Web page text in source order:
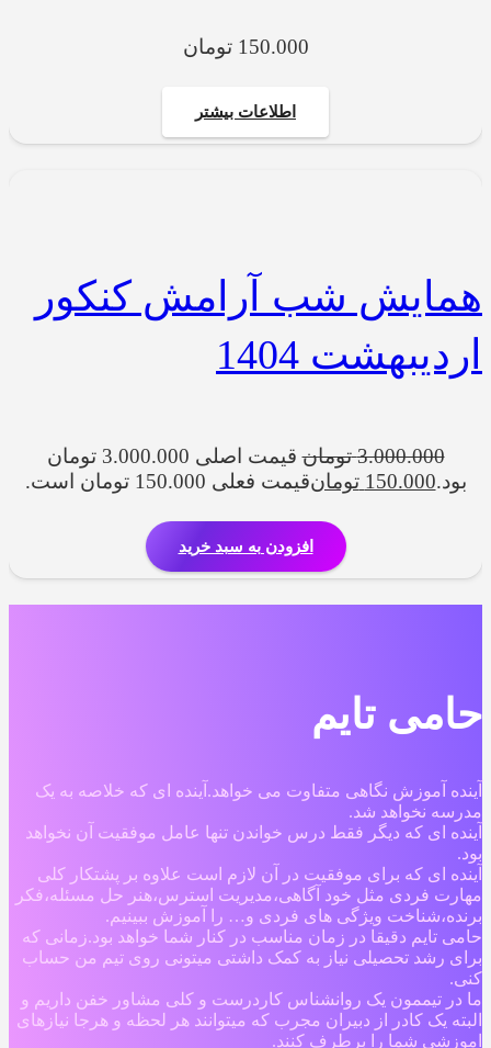
150.000 تومان
اطلاعات بیشتر
همایش شب آرامش کنکور
اردیبهشت 1404
3.000.000 تومان
قیمت اصلی 3.000.000 تومان
بود.150.000 تومانقیمت فعلی 150.000 تومان است.
افزودن به سبد خرید
حامی تایم
آینده آموزش نگاهی متفاوت می خواهد.آینده ای که خلاصه به یک
مدرسه نخواهد شد.
آینده ای که دیگر فقط درس خواندن تنها عامل موفقیت آن نخواهد
بود.
آینده ای که برای موفقیت در آن لازم است علاوه بر پشتکار کلی
مهارت فردی مثل خود آگاهی،مدیریت استرس،هنر حل مسئله،فکر
برنده،شناخت ویژگی های فردی و… را آموزش ببینیم.
حامی تایم دقیقا در زمان مناسب در کنار شما خواهد بود.زمانی که
برای رشد تحصیلی نیاز به کمک داشتی میتونی روی تیم من حساب
کنی.
ما در تیممون یک روانشناس کاردرست و کلی مشاور خفن داریم و
البته یک کادر از دبیران مجرب که میتوانند هر لحظه و هرجا نیازهای
اموزشی شما را برطرف کنند.